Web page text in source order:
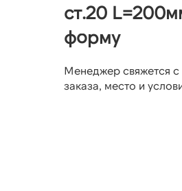
ст.20
форму
Менеджер свяжется с
заказа, место и